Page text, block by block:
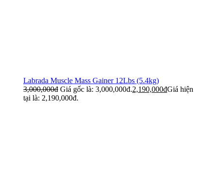
Labrada Muscle Mass Gainer 12Lbs (5.4kg)
3,000,000đ Giá gốc là: 3,000,000đ.2,190,000đGiá hiện
tại là: 2,190,000đ.